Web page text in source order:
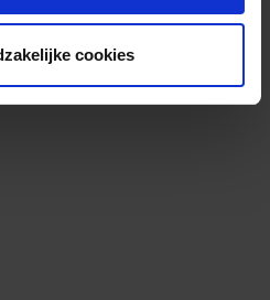
cookies